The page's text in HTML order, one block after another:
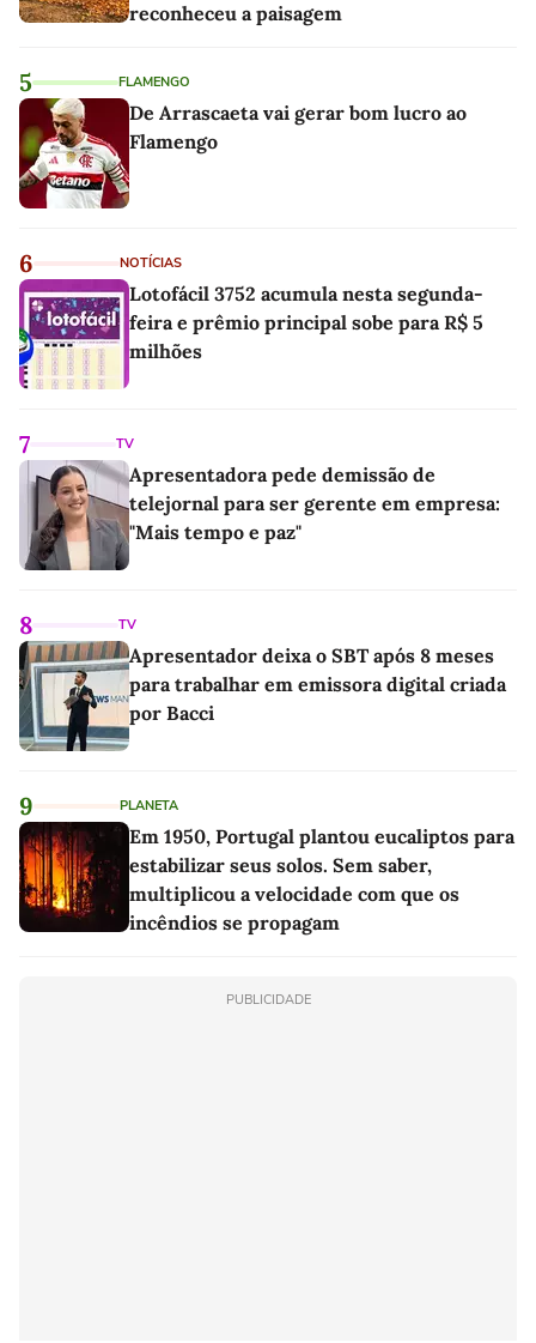
reconheceu a paisagem
5 FLAMENGO
De Arrascaeta vai gerar bom lucro ao
Flamengo
6 NOTÍCIAS
Lotofácil 3752 acumula nesta segunda-
feira e prêmio principal sobe para R$ 5
milhões
7 TV
Apresentadora pede demissão de
telejornal para ser gerente em empresa:
"Mais tempo e paz"
8 TV
Apresentador deixa o SBT após 8 meses
para trabalhar em emissora digital criada
por Bacci
9 PLANETA
Em 1950, Portugal plantou eucaliptos para
estabilizar seus solos. Sem saber,
multiplicou a velocidade com que os
incêndios se propagam
PUBLICIDADE